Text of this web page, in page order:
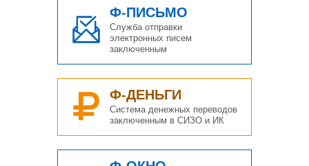
Ф-ПИСЬМО
Служба отправки
электронных писем
заключенным
Ф-ДЕНЬГИ
Система денежных переводов
заключенным в СИЗО и ИК